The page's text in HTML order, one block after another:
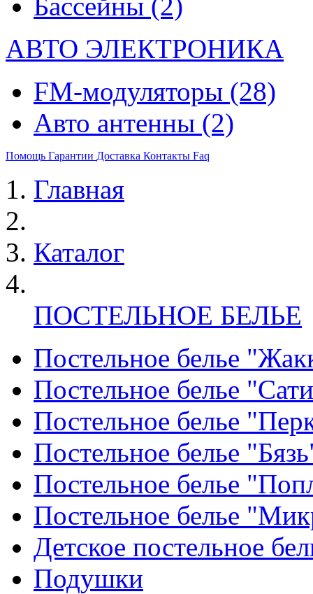
АВТО ЭЛЕКТРОНИКА
FM-модуляторы (28)
Авто антенны (2)
Помощь Гарантии Доставка Контакты Faq
Главная
Каталог
ПОСТЕЛЬНОЕ БЕЛЬЕ
Постельное белье
Постельное белье
Постельное белье
Постельное белье
Постельное белье
Постельное белье
Детское постельное
Подушки